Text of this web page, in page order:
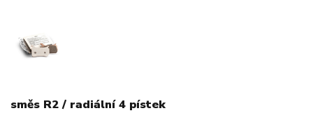
směs R2 / radiální 4 pístek